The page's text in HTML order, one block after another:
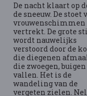
De nacht klaart op
de sneeuw. De stoet
vrouwenschimmen
vertrekt. De grote
wordt nauwelijks
verstoord door de
die diegenen
die zwoegen,
vallen. Het is de
wandeling van de
vergeten zielen.